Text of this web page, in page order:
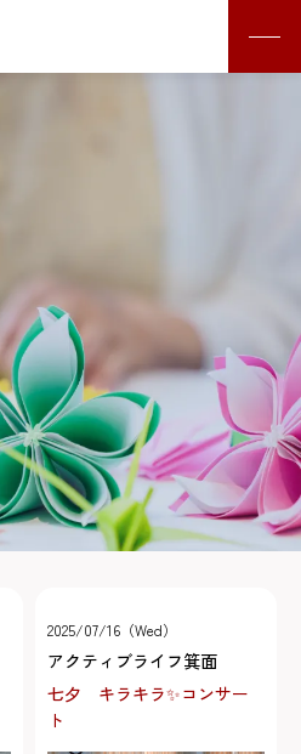
2025/07/16（Wed）
アクティブライフ箕面
七夕 キラキラ✨コンサー
ト